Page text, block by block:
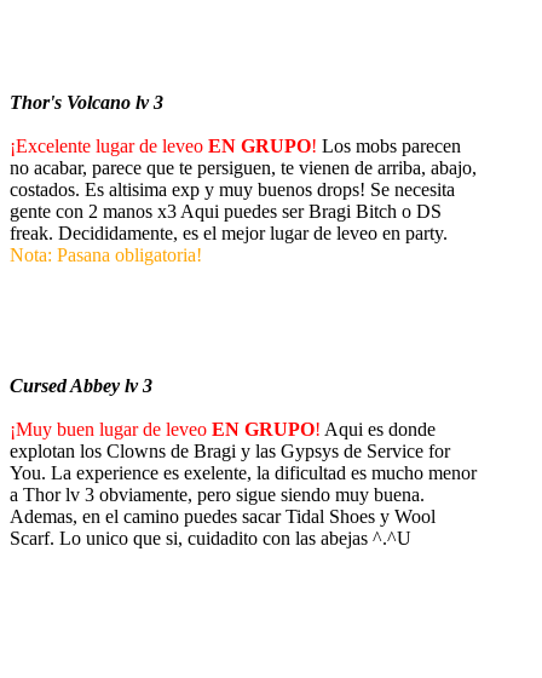
Thor's Volcano lv 3
¡Excelente lugar de leveo EN GRUPO! Los mobs parecen
no acabar, parece que te persiguen, te vienen de arriba, abajo,
costados. Es altisima exp y muy buenos drops! Se necesita
gente con 2 manos x3 Aqui puedes ser Bragi Bitch o DS
freak. Decididamente, es el mejor lugar de leveo en party.
Nota: Pasana obligatoria!
Cursed Abbey lv 3
¡Muy buen lugar de leveo EN GRUPO! Aqui es donde
explotan los Clowns de Bragi y las Gypsys de Service for
You. La experience es exelente, la dificultad es mucho menor
a Thor lv 3 obviamente, pero sigue siendo muy buena.
Ademas, en el camino puedes sacar Tidal Shoes y Wool
Scarf. Lo unico que si, cuidadito con las abejas ^.^U